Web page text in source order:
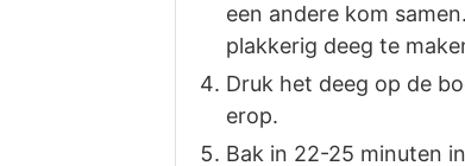
een andere kom
plakkerig deeg te
Druk het deeg op de
erop.
Bak in 22-25 minuten